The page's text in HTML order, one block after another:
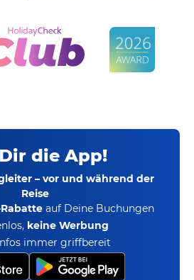
die App!
– vor und während der
Reise
auf Deine Buchungen
keine Werbung
immer griffbereit